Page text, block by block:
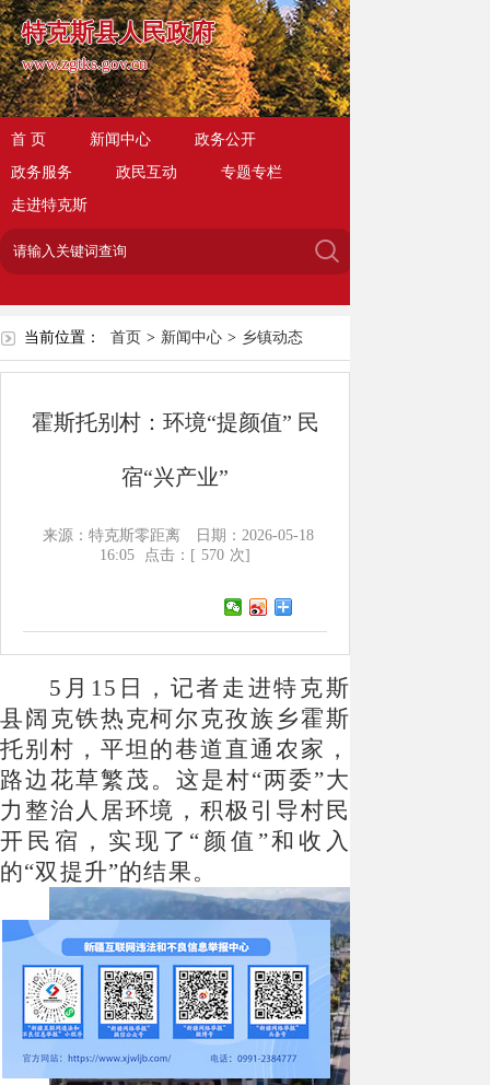
特克斯县人民政府
www.zgtks.gov.cn
首 页 新闻中心
政务公开
政务服务
政民互动
专题专栏
走进特克斯
当前位置： 首页 > 新闻中心 > 乡镇动态
霍斯托别村：环境“提颜值” 民
宿“兴产业”
来源：特克斯零距离
日期：2026-05-18
16:05
点击：[ 570 次]
5月15日，记者走进特克斯
县阔克铁热克柯尔克孜族乡霍斯
托别村，平坦的巷道直通农家，
路边花草繁茂。这是村“两委”大
力整治人居环境，积极引导村民
开民宿，实现了“颜值”和收入
的“双提升”的结果。